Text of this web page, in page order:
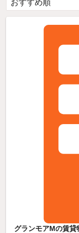
グランモアMの賃貸